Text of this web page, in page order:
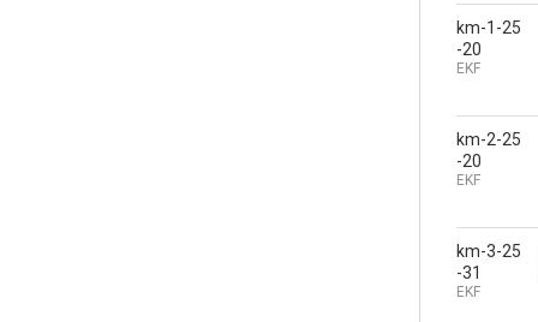
km-1-25
-20
EKF
km-2-25
-20
EKF
km-3-25
-31
EKF